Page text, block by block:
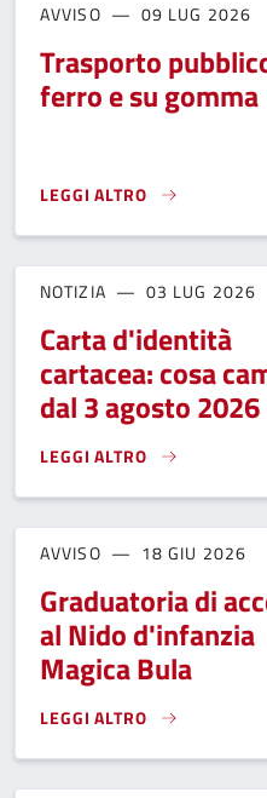
AVVISO 09 LUG 2026
Trasporto
ferro e su gomma
LEGGI ALTRO
TRASPORTO PUBBLICO SU
NOTIZIA 03 LUG 2026
Carta d'identità
cartacea: cosa
dal 3 agosto 2026
LEGGI ALTRO
CARTA D'IDENTITÀ
AVVISO 18 GIU 2026
Graduatoria di
al Nido d'infanzia
Magica Bula
LEGGI ALTRO
GRADUATORIA DI